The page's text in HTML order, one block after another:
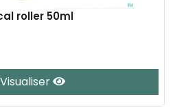
roller 50ml
Visualiser